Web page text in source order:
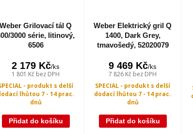
Weber Grilovací tál Q
3000 série, litinový,
6506
2 179 Kč/ks
1 801 Kč bez DPH
- produkt s delší
lhůtou 7 - 14 prac.
dnů
Přidat do košíku
Weber Elektrický gril Q
1400, Dark Grey,
tmavošedý, 52020079
9 469 Kč/ks
7 826 Kč bez DPH
SPECIAL - produkt s delší
dodací lhůtou 7 - 14 prac.
dnů
Přidat do košíku